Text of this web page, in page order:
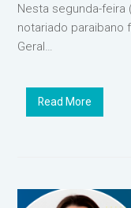
Nesta segunda-feira
notariado paraibano
Geral…
Read More